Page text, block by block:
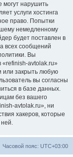
могут нарушить
услуги хостинга
право. Попытки
немедленному
будет поставлен в
всех сообщений
Вы
«refinish-avtolak.ru»
или закрыть любую
вы согласны
в базе данных.
без вашего
avtolak.ru», ни
хакеров, которые
ней.
Часовой пояс: UTC+03:00